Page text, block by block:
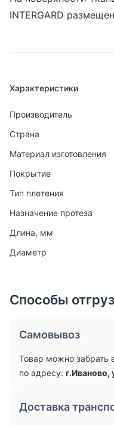
INTERGARD
Характеристики
Производитель
Страна
Материал изготовления
Покрытие
Тип плетения
Назначение протеза
Длина, мм
Диаметр
Способы
Самовывоз
Товар можно забрать
по адресу: г.Иваново,
Доставка